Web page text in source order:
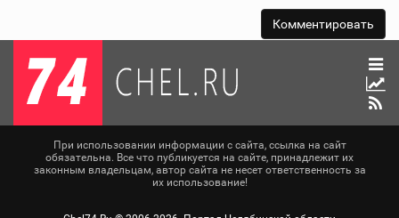
При использовании информации с сайта, ссылка на сайт
обязательна. Все что публикуется на сайте, принадлежит их
законным владельцам, автор сайта не несет ответственность за
их использование!